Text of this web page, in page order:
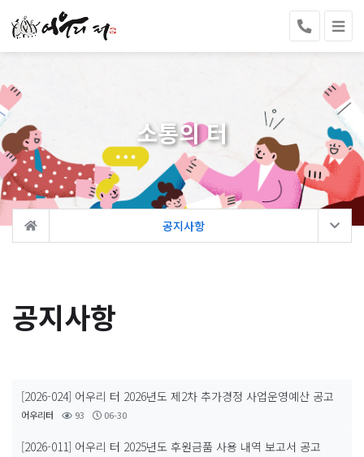
소통의 터
공지사항
공지사항
[2026-024] 어우리 터 2026년도 제2차 추가경정 사업운영예산 공고
어우리터 93 06-30
[2026-011] 어우리 터 2025년도 후원금품 사용 내역 보고서 공고